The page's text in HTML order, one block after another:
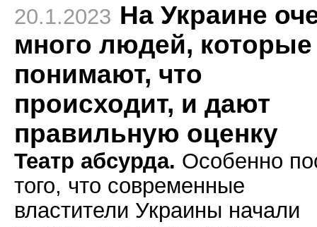
20.1.2023 На Украине
много людей, которые
понимают, что
происходит, и дают
правильную оценку
Театр абсурда. Особенно
того, что современные
властители Украины начали